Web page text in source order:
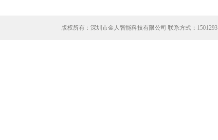
版权所有：深圳市金人智能科技有限公司 联系方式：